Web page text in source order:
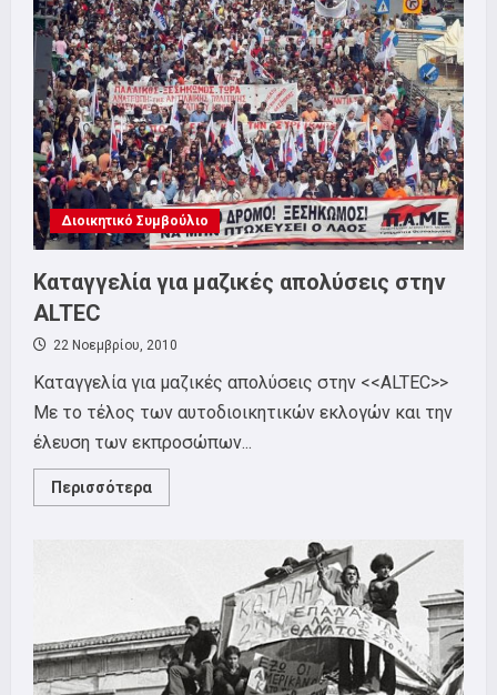
Διοικητικό Συμβούλιο
Καταγγελία για μαζικές απολύσεις στην
ALTEC
22 Νοεμβρίου, 2010
Καταγγελία για μαζικές απολύσεις στην <<ALTEC>>
Με το τέλος των αυτοδιοικητικών εκλογών και την
έλευση των εκπροσώπων...
Περισσότερα
more